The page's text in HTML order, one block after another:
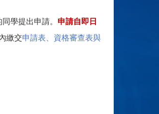
學提出申請。 申請自即日
繳交申請表、資格審查表與